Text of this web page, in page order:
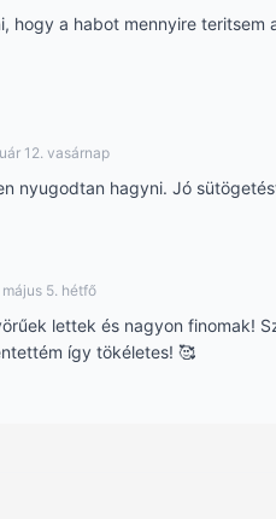
hogy a habot mennyire
12. vasárnap
nyugodtan hagyni. Jó
5. hétfő
lettek és nagyon finomak!
így tökéletes! 🥰